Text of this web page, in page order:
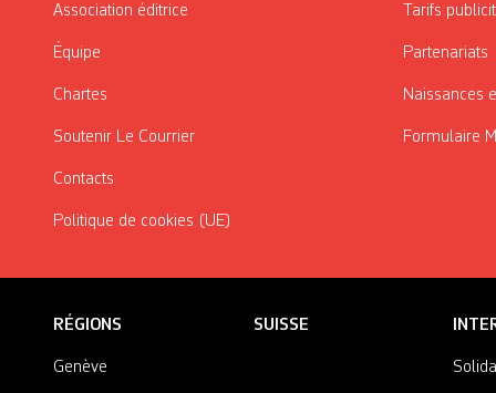
Association éditrice
Équipe
Chartes
Soutenir Le Courrier
Contacts
Politique de cookies (UE)
Tarifs
Partenariats
Naissances
Formulaire
RÉGIONS
Genève
SUISSE